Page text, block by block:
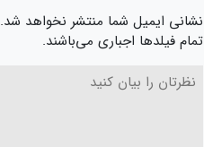
نشانی ایمیل شما منتشر نخواهد شد.
تمام فیلدها اجباری می‌باشند.